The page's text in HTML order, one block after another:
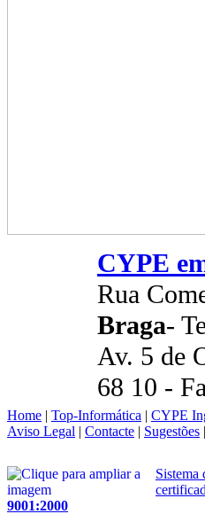
CYPE
Rua
Braga-
Av. 5 de
68 10 -
Home | Top-Informática | CYPE
Aviso Legal | Contacte | Sugestões |
Sistema
9001:2000